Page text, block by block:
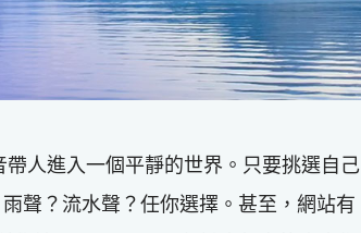
帶人進入一個平靜的世界。只要挑選自己
聲？流水聲？任你選擇。甚至，網站有